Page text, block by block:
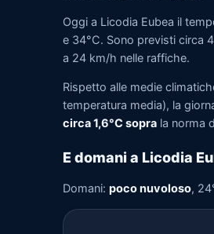
Oggi a Licodia Eubea il
e 34°C. Sono previsti circa
a 24 km/h nelle raffiche.
Rispetto alle medie
temperatura media), la
circa 1,6°C sopra la norma
E domani a Licodia
Domani: poco nuvoloso,